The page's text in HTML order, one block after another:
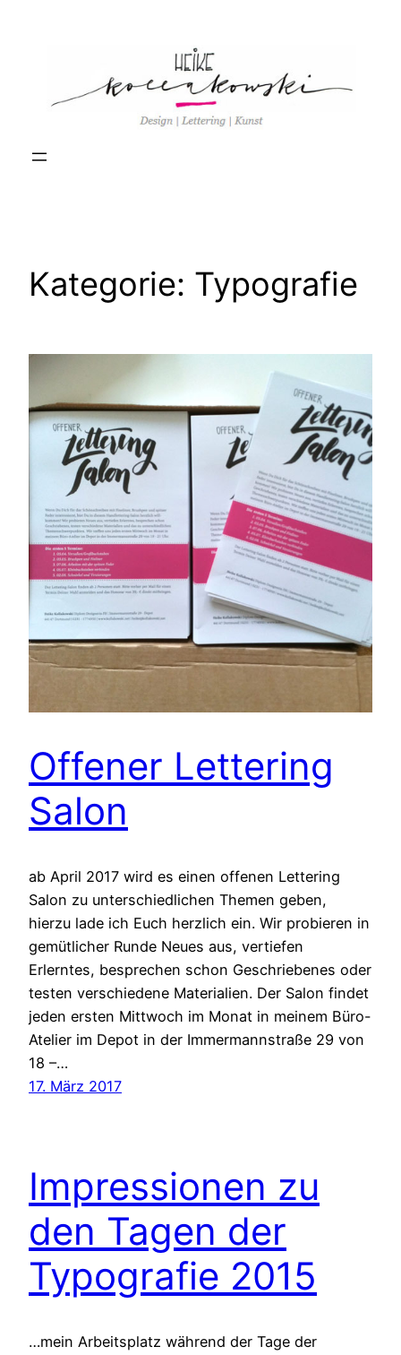
Kategorie: Typografie
Offener Lettering
Salon
ab April 2017 wird es einen offenen Lettering
Salon zu unterschiedlichen Themen geben,
hierzu lade ich Euch herzlich ein. Wir probieren in
gemütlicher Runde Neues aus, vertiefen
Erlerntes, besprechen schon Geschriebenes oder
testen verschiedene Materialien. Der Salon findet
jeden ersten Mittwoch im Monat in meinem Büro-
Atelier im Depot in der Immermannstraße 29 von
18 –…
17. März 2017
Impressionen zu
den Tagen der
Typografie 2015
…mein Arbeitsplatz während der Tage der